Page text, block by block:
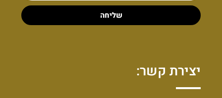
שליחה
יצירת קשר: